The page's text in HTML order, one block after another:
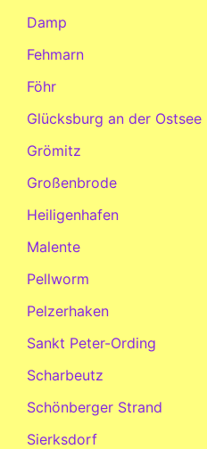
Damp
Fehmarn
Föhr
Glücksburg an der Ostsee
Grömitz
Großenbrode
Heiligenhafen
Malente
Pellworm
Pelzerhaken
Sankt Peter-Ording
Scharbeutz
Schönberger Strand
Sierksdorf